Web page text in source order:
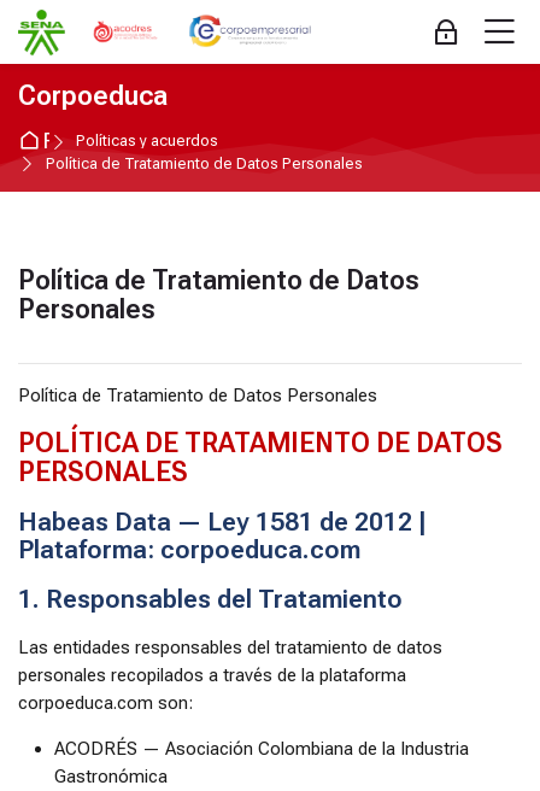
Skip to navigation
Skip to login form
Salta al contenido principal
Skip to accessibility options
Skip to footer
Skip accessibility options
Acceder
Corpoeduca
Página Principal
Políticas y acuerdos
Política de Tratamiento de Datos Personales
Política de Tratamiento de Datos
Personales
Política de Tratamiento de Datos Personales
POLÍTICA DE TRATAMIENTO DE DATOS
PERSONALES
Habeas Data — Ley 1581 de 2012 |
Plataforma: corpoeduca.com
1. Responsables del Tratamiento
Las entidades responsables del tratamiento de datos
personales recopilados a través de la plataforma
corpoeduca.com son:
ACODRÉS — Asociación Colombiana de la Industria
Gastronómica